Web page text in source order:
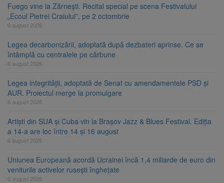
Fuego vine la Zărnești. Recital special pe scena Festivalului
„Ecoul Pietrei Craiului”, pe 2 octombrie
6 august 2026
Legea decarbonizării, adoptată după dezbateri aprinse. Ce se
întâmplă cu centralele pe cărbune
6 august 2026
Legea integrității, adoptată de Senat cu amendamentele PSD și
AUR. Proiectul merge la promulgare
6 august 2026
Artiști din SUA și Cuba vin la Brașov Jazz & Blues Festival. Ediția
a 14-a are loc între 14 și 16 august
6 august 2026
Uniunea Europeană acordă Ucrainei încă 1,4 miliarde de euro din
veniturile activelor rusești înghețate
6 august 2026